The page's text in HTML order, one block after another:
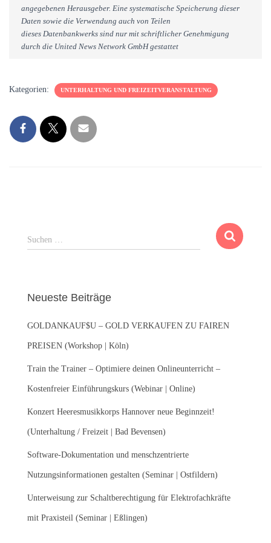
angegebenen Herausgeber. Eine systematische Speicherung dieser
Daten sowie die Verwendung auch von Teilen
dieses Datenbankwerks sind nur mit schriftlicher Genehmigung
durch die United News Network GmbH gestattet
Kategorien: UNTERHALTUNG UND FREIZEITVERANSTALTUNG
S
u
n
a
c
:
Suchen …
Neueste Beiträge
GOLDANKAUF$U – GOLD VERKAUFEN ZU FAIREN
PREISEN (Workshop | Köln)
Train the Trainer – Optimiere deinen Onlineunterricht –
Kostenfreier Einführungskurs (Webinar | Online)
Konzert Heeresmusikkorps Hannover neue Beginnzeit!
(Unterhaltung / Freizeit | Bad Bevensen)
Software-Dokumentation und menschzentrierte
Nutzungsinformationen gestalten (Seminar | Ostfildern)
Unterweisung zur Schaltberechtigung für Elektrofachkräfte
mit Praxisteil (Seminar | Eßlingen)